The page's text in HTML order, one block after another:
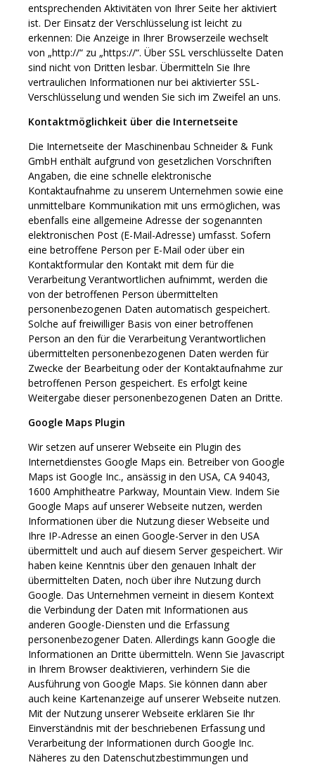
entsprechenden Aktivitäten von Ihrer Seite her aktiviert
ist. Der Einsatz der Verschlüsselung ist leicht zu
erkennen: Die Anzeige in Ihrer Browserzeile wechselt
von „http://“ zu „https://“. Über SSL verschlüsselte Daten
sind nicht von Dritten lesbar. Übermitteln Sie Ihre
vertraulichen Informationen nur bei aktivierter SSL-
Verschlüsselung und wenden Sie sich im Zweifel an uns.
Kontaktmöglichkeit über die Internetseite
Die Internetseite der Maschinenbau Schneider & Funk
GmbH enthält aufgrund von gesetzlichen Vorschriften
Angaben, die eine schnelle elektronische
Kontaktaufnahme zu unserem Unternehmen sowie eine
unmittelbare Kommunikation mit uns ermöglichen, was
ebenfalls eine allgemeine Adresse der sogenannten
elektronischen Post (E-Mail-Adresse) umfasst. Sofern
eine betroffene Person per E-Mail oder über ein
Kontaktformular den Kontakt mit dem für die
Verarbeitung Verantwortlichen aufnimmt, werden die
von der betroffenen Person übermittelten
personenbezogenen Daten automatisch gespeichert.
Solche auf freiwilliger Basis von einer betroffenen
Person an den für die Verarbeitung Verantwortlichen
übermittelten personenbezogenen Daten werden für
Zwecke der Bearbeitung oder der Kontaktaufnahme zur
betroffenen Person gespeichert. Es erfolgt keine
Weitergabe dieser personenbezogenen Daten an Dritte.
Google Maps Plugin
Wir setzen auf unserer Webseite ein Plugin des
Internetdienstes Google Maps ein. Betreiber von Google
Maps ist Google Inc., ansässig in den USA, CA 94043,
1600 Amphitheatre Parkway, Mountain View. Indem Sie
Google Maps auf unserer Webseite nutzen, werden
Informationen über die Nutzung dieser Webseite und
Ihre IP-Adresse an einen Google-Server in den USA
übermittelt und auch auf diesem Server gespeichert. Wir
haben keine Kenntnis über den genauen Inhalt der
übermittelten Daten, noch über ihre Nutzung durch
Google. Das Unternehmen verneint in diesem Kontext
die Verbindung der Daten mit Informationen aus
anderen Google-Diensten und die Erfassung
personenbezogener Daten. Allerdings kann Google die
Informationen an Dritte übermitteln. Wenn Sie Javascript
in Ihrem Browser deaktivieren, verhindern Sie die
Ausführung von Google Maps. Sie können dann aber
auch keine Kartenanzeige auf unserer Webseite nutzen.
Mit der Nutzung unserer Webseite erklären Sie Ihr
Einverständnis mit der beschriebenen Erfassung und
Verarbeitung der Informationen durch Google Inc.
Näheres zu den Datenschutzbestimmungen und